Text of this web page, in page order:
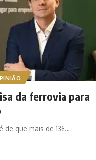
da ferrovia para
de que mais de 138…